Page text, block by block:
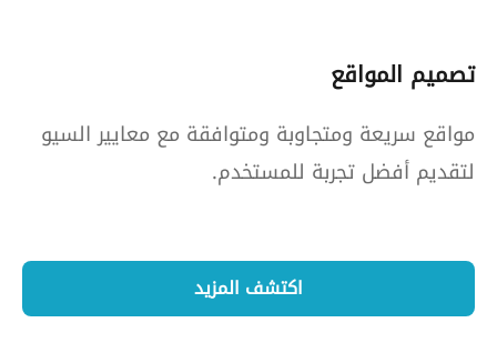
تصميم المواقع
مواقع سريعة ومتجاوبة ومتوافقة مع معايير السيو
لتقديم أفضل تجربة للمستخدم.
اكتشف المزيد